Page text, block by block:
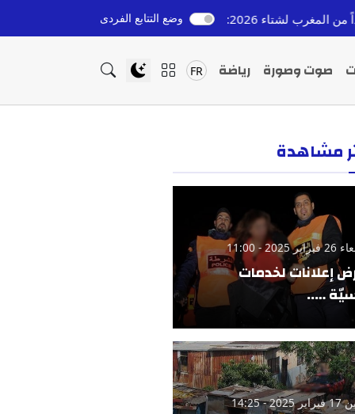
قبل 7 ساعات
وضع التتابع الفردى
صوت وصورة رياضة FR
مشاهدة
2025 - 11:00
إعلانات لخدمات
…..
- 14:25